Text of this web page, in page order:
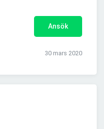
Ansök
30 mars 2020